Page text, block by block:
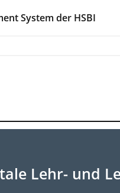
System der HSBI
Lehr- und